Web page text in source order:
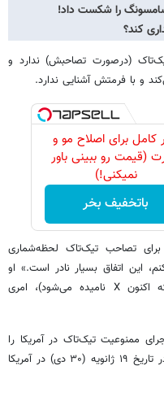
کند؟
(درصورت تصاحبش) ندارد و
و با فرمتش آشنایی ندارد.
کامل برای اصلاح مو و
(قیمت رو ببینی باور
نمیکنی!)
باتخفیف بخر
تصاحب تیک‌تاک لحظه‌شماری
این اتفاق بسیار نادر است.» او
افزود که خرید شبکه‌ی اجتماعی توییتر (که اکنون X نامیده می‌شود)، امری
ممنوعیت تیک‌تاک در آمریکا را
موقتاً به تعویق می‌اندازد. تیک‌تاک قرار بود در تاریخ ۱۹ ژانویه (۳۰ دی) در آمریکا